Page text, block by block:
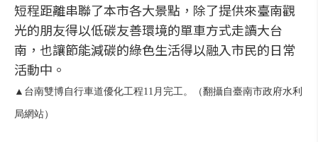
短程距離串聯了本市各大景點，除了提供來臺南觀
光的朋友得以低碳友善環境的單車方式走讀大台
南，也讓節能減碳的綠色生活得以融入市民的日常
活動中。
▲台南雙博自行車道優化工程11月完工。（翻攝自臺南市政府水利
局網站）